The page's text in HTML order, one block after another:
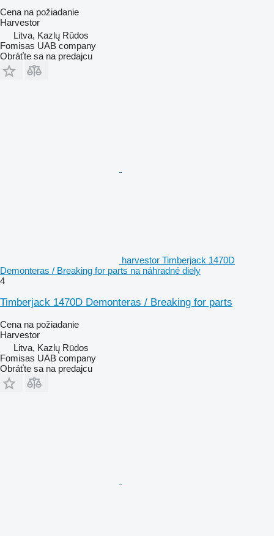
Cena na požiadanie
Harvestor
Litva, Kazlų Rūdos
Fomisas UAB company
Obráťte sa na predajcu
harvestor Timberjack 1470D
Demonteras / Breaking for parts na náhradné diely
4
Timberjack 1470D Demonteras / Breaking for parts
Cena na požiadanie
Harvestor
Litva, Kazlų Rūdos
Fomisas UAB company
Obráťte sa na predajcu